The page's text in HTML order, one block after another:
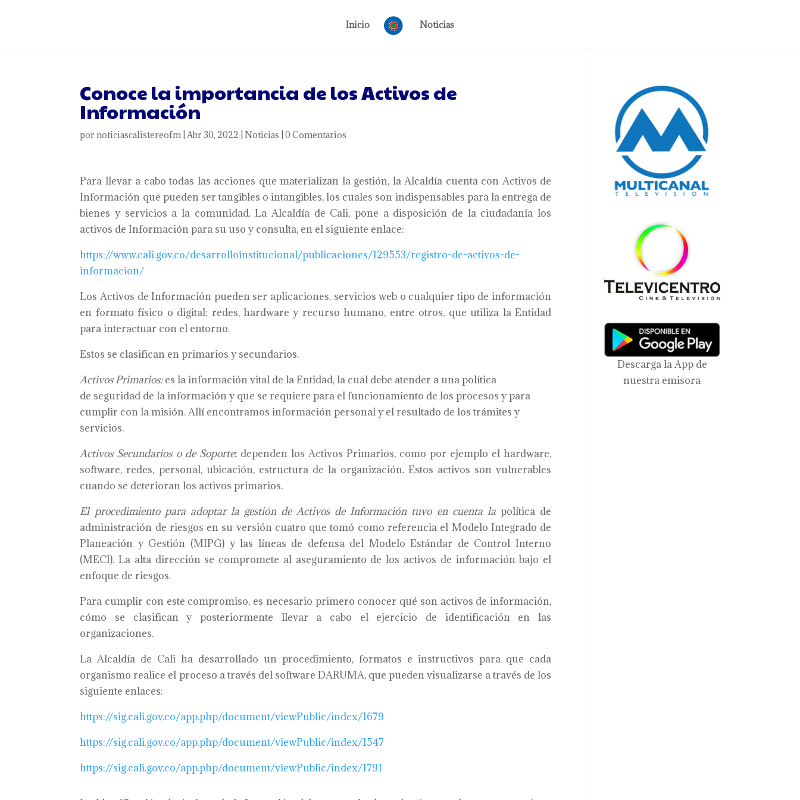
Inicio Noticias
Conoce la importancia de los Activos de
Información
pornoticiascalistereofm|Abr 30, 2022 |Noticias |0 Comentarios
Para llevar a cabo todas las acciones que materializan la gestión, la Alcaldía cuenta con Activos de
Información que pueden ser tangibles o intangibles, los cuales son indispensables para la entrega de
bienes y servicios a la comunidad. La Alcaldía de Cali, pone a disposición de la ciudadanía los
activos de Información para su uso y consulta, en el siguiente enlace:
https://www.cali.gov.co/desarrolloinstitucional/publicaciones/129553/registro-de-activos-de-
informacion/
Los Activos de Información pueden ser aplicaciones, servicios web o cualquier tipo de información
en formato físico o digital; redes, hardware y recurso humano, entre otros, que utiliza la Entidad
para interactuar con el entorno.
Estos se clasifican en primarios y secundarios.
Activos Primarios:es la información vital de la Entidad, la cual debe atender a una política
de seguridad de la información y que se requiere para el funcionamiento de los procesos y para
cumplir con la misión. Allí encontramos información personal y el resultado de los trámites y
servicios.
Activos Secundarios o de Soporte: dependen los Activos Primarios, como por ejemplo el hardware,
software, redes, personal, ubicación, estructura de la organización. Estos activos son vulnerables
cuando se deterioran los activos primarios.
El procedimiento para adoptar la gestión de Activos de Información tuvo en cuenta la política de
administración de riesgos en su versión cuatro que tomó como referencia el Modelo Integrado de
Planeación y Gestión (MIPG) y las líneas de defensa del Modelo Estándar de Control Interno
(MECI). La alta dirección se compromete al aseguramiento de los activos de información bajo el
enfoque de riesgos.
Para cumplir con este compromiso, es necesario primero conocer qué son activos de información,
cómo se clasifican y posteriormente llevar a cabo el ejercicio de identificación en las
organizaciones.
La Alcaldía de Cali ha desarrollado un procedimiento, formatos e instructivos para que cada
organismo realice el proceso a través del software DARUMA, que pueden visualizarse a través de los
siguiente enlaces:
https://sig.cali.gov.co/app.php/document/viewPublic/index/1679
https://sig.cali.gov.co/app.php/document/viewPublic/index/1547
https://sig.cali.gov.co/app.php/document/viewPublic/index/1791
Descarga la App de
nuestra emisora